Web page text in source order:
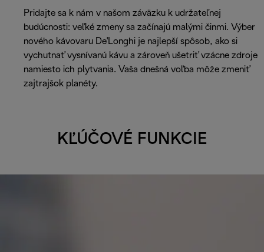
Pridajte sa k nám v našom záväzku k udržateľnej
budúcnosti: veľké zmeny sa začínajú malými činmi. Výber
nového kávovaru De'Longhi je najlepší spôsob, ako si
vychutnať vysnívanú kávu a zároveň ušetriť vzácne zdroje
namiesto ich plytvania. Vaša dnešná voľba môže zmeniť
zajtrajšok planéty.
KĽÚČOVÉ FUNKCIE